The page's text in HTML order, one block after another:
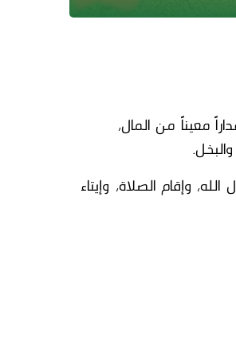
معيناً من المال،
وإقام الصلاة، وإيتاء